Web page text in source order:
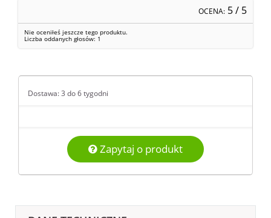
OCENA: 5/ 5
Nie oceniłeś jeszcze tego produktu.
Liczba oddanych głosów: 1
Dostawa: 3 do 6 tygodni
Zapytaj o produkt